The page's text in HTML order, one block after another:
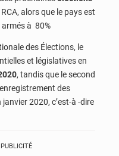
alors que le pays est
à 80%
des Élections, le
et législatives en
, tandis que le second
des
2020, c’est-à -dire